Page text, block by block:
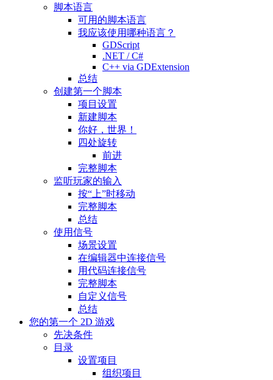
脚本语言
可用的脚本语言
我应该使用哪种语言？
GDScript
.NET / C#
C++ via GDExtension
总结
创建第一个脚本
项目设置
新建脚本
你好，世界！
四处旋转
前进
完整脚本
监听玩家的输入
按“上”时移动
完整脚本
总结
使用信号
场景设置
在编辑器中连接信号
用代码连接信号
完整脚本
自定义信号
总结
您的第一个 2D 游戏
先决条件
目录
设置项目
组织项目